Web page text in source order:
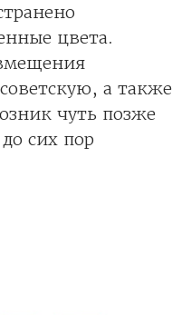
цвета.
а также
чуть позже
сих пор